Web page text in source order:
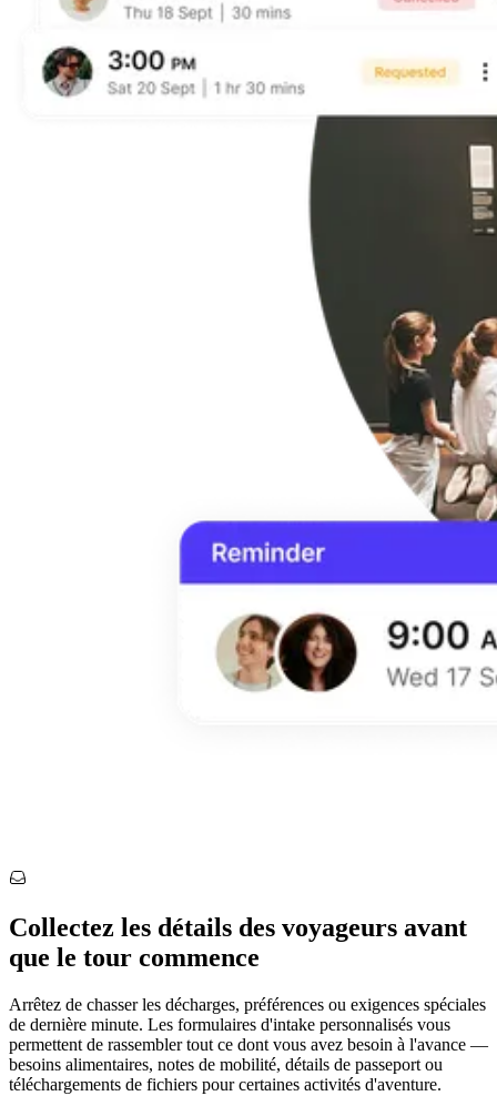
Collectez les détails des voyageurs avant
que le tour commence
Arrêtez de chasser les décharges, préférences ou exigences spéciales
de dernière minute. Les formulaires d'intake personnalisés vous
permettent de rassembler tout ce dont vous avez besoin à l'avance —
besoins alimentaires, notes de mobilité, détails de passeport ou
téléchargements de fichiers pour certaines activités d'aventure.